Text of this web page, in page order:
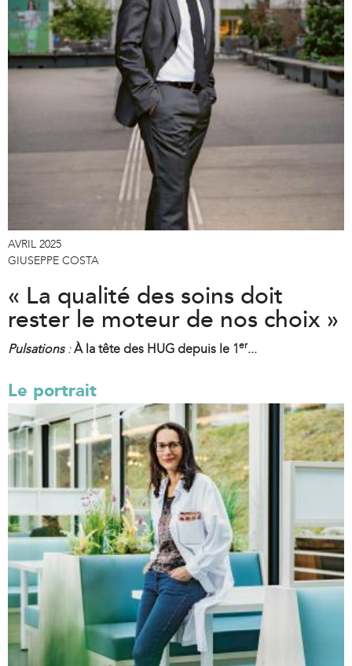
AVRIL 2025
GIUSEPPE COSTA
« La qualité des soins doit
rester le moteur de nos choix »
Pulsations: À la tête des HUG depuis le 1er...
Le portrait